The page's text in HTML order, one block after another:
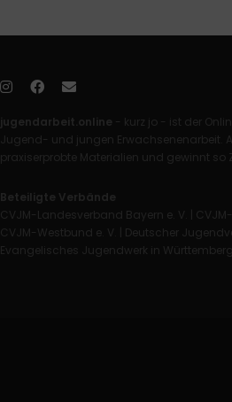
jugendarbeit.online - kurz jo - ist der
Jugend- und jungen Erwachsenenarbeit.
praxiserprobte Materialien und gewinnt so
Beteiligte Verbände
CVJM-Landesverband Bayern e. V.
CVJM-Westbund e. V.
Deutscher
Evangelisches Jugendwerk in Württemberg